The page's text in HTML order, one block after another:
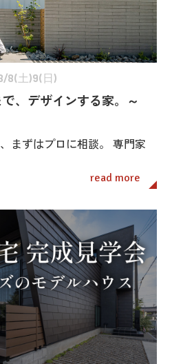
土)9(日)
で、デザインする家。～
まずはプロに相談。 専門家
read more